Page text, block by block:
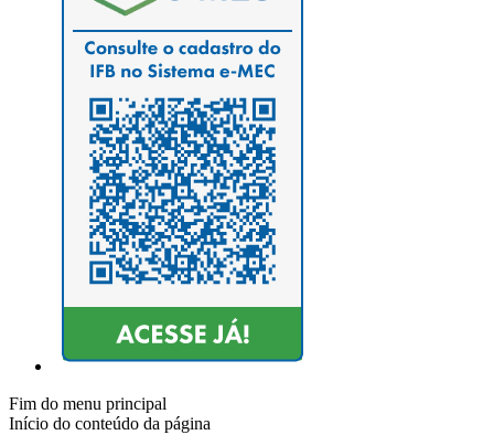
Fim do menu principal
Início do conteúdo da página